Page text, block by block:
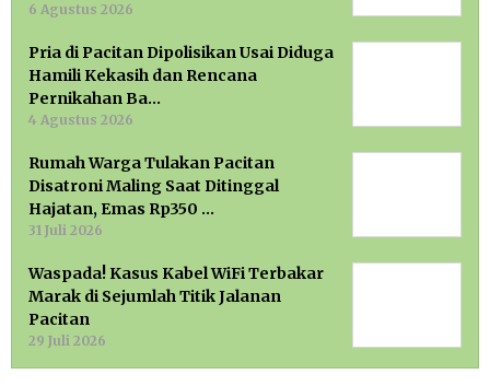
6 Agustus 2026
Pria di Pacitan Dipolisikan Usai Diduga
Hamili Kekasih dan Rencana
Pernikahan Ba…
4 Agustus 2026
Rumah Warga Tulakan Pacitan
Disatroni Maling Saat Ditinggal
Hajatan, Emas Rp350 …
31 Juli 2026
Waspada! Kasus Kabel WiFi Terbakar
Marak di Sejumlah Titik Jalanan
Pacitan
29 Juli 2026